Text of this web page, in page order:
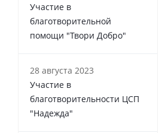
Участие в
благотворительной
помощи "Твори Добро"
28 августа 2023
Участие в
благотворительности ЦСП
"Надежда"